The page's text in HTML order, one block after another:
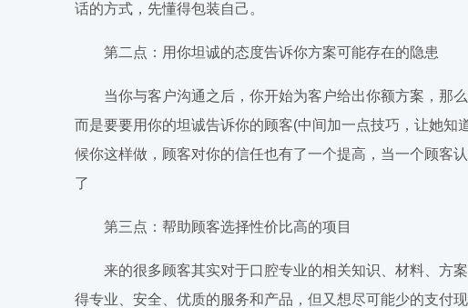
话的方式，先懂得包装自己。
第二点：用你坦诚的态度告诉你方案可能存在的隐患
当你与客户沟通之后，你开始为客户给出你额方案，那么
而是要要用你的坦诚告诉你的顾客(中间加一点技巧，让她
候你这样做，顾客对你的信任也有了一个提高，当一个顾客
了
第三点：帮助顾客选择性价比高的项目
来的很多顾客其实对于口腔专业的相关知识、材料、方
得专业、安全、优质的服务和产品，但又想尽可能少的支付